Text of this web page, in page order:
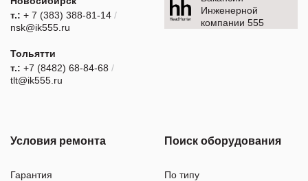
т.: + 7 (383) 388-81-14 /
nsk@ik555.ru
Тольятти
т.: +7 (8482) 68-84-68 /
tlt@ik555.ru
Инженерной
компании 555
Условия ремонта
Гарантия
Поиск оборудования
По типу